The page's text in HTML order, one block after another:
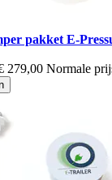
pakket E-
279,00 Normale